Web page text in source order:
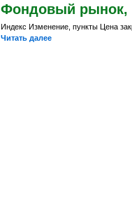
Фондовый рынок,
Индекс Изменение, пункты Цена
Читать далее